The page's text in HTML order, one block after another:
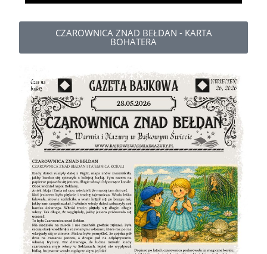
CZAROWNICA ZNAD BEŁDAN - KARTA
BOHATERA